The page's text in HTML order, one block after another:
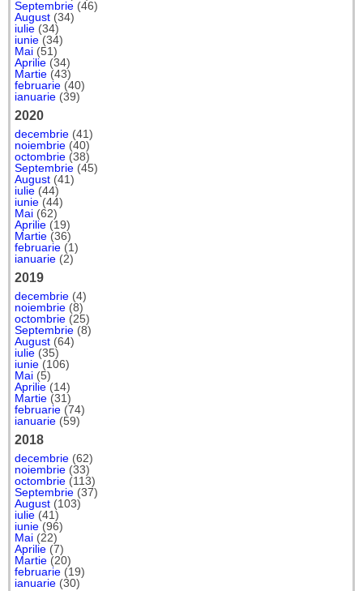
Septembrie (46)
August (34)
iulie (34)
iunie (34)
Mai (51)
Aprilie (34)
Martie (43)
februarie (40)
ianuarie (39)
2020
decembrie (41)
noiembrie (40)
octombrie (38)
Septembrie (45)
August (41)
iulie (44)
iunie (44)
Mai (62)
Aprilie (19)
Martie (36)
februarie (1)
ianuarie (2)
2019
decembrie (4)
noiembrie (8)
octombrie (25)
Septembrie (8)
August (64)
iulie (35)
iunie (106)
Mai (5)
Aprilie (14)
Martie (31)
februarie (74)
ianuarie (59)
2018
decembrie (62)
noiembrie (33)
octombrie (113)
Septembrie (37)
August (103)
iulie (41)
iunie (96)
Mai (22)
Aprilie (7)
Martie (20)
februarie (19)
ianuarie (30)